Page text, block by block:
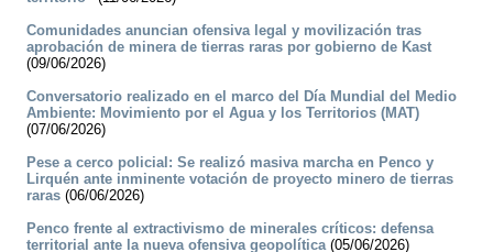
Comunidades anuncian ofensiva legal y movilización tras
aprobación de minera de tierras raras por gobierno de Kast
(09/06/2026)
Conversatorio realizado en el marco del Día Mundial del Medio
Ambiente: Movimiento por el Agua y los Territorios (MAT)
(07/06/2026)
Pese a cerco policial: Se realizó masiva marcha en Penco y
Lirquén ante inminente votación de proyecto minero de tierras
raras (06/06/2026)
Penco frente al extractivismo de minerales críticos: defensa
territorial ante la nueva ofensiva geopolítica(05/06/2026)